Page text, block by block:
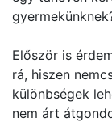
Először is
rá, hiszen
különbségek
nem árt